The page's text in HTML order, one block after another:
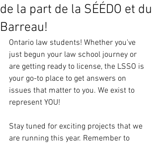
de la part de la SÉÉDO et du
Barreau!
Ontario law students! Whether you've
just begun your law school journey or
are getting ready to license, the LSSO is
your go-to place to get answers on
issues that matter to you. We exist to
represent YOU!
Stay tuned for exciting projects that we
are running this year. Remember to